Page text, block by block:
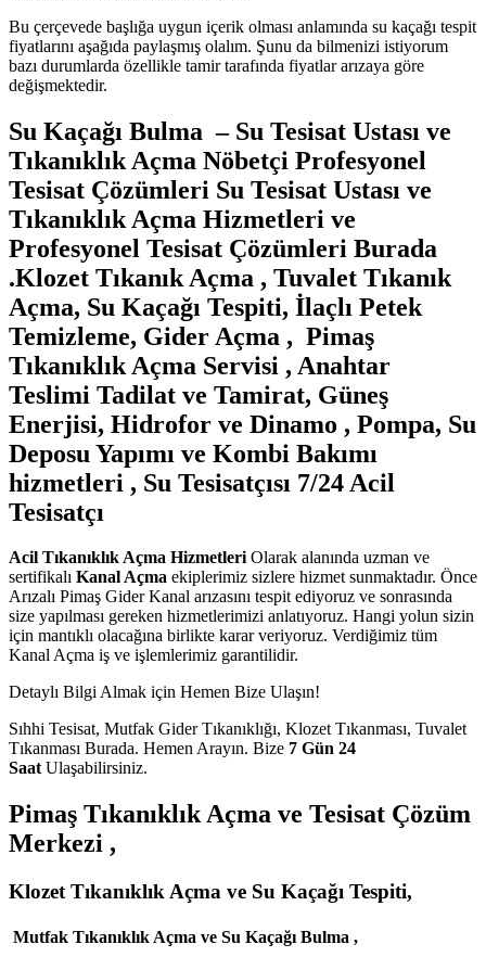
Bu çerçevede başlığa uygun içerik olması anlamında su kaçağı tespit
fiyatlarını aşağıda paylaşmış olalım. Şunu da bilmenizi istiyorum
bazı durumlarda özellikle tamir tarafında fiyatlar arızaya göre
değişmektedir.
Su Kaçağı Bulma – Su Tesisat Ustası ve
Tıkanıklık Açma Nöbetçi Profesyonel
Tesisat Çözümleri Su Tesisat Ustası ve
Tıkanıklık Açma Hizmetleri ve
Profesyonel Tesisat Çözümleri Burada
.Klozet Tıkanık Açma , Tuvalet Tıkanık
Açma, Su Kaçağı Tespiti, İlaçlı Petek
Temizleme, Gider Açma , Pimaş
Tıkanıklık Açma Servisi , Anahtar
Teslimi Tadilat ve Tamirat, Güneş
Enerjisi, Hidrofor ve Dinamo , Pompa, Su
Deposu Yapımı ve Kombi Bakımı
hizmetleri , Su Tesisatçısı 7/24 Acil
Tesisatçı
Acil Tıkanıklık Açma HizmetleriOlarak alanında uzman ve
sertifikalı Kanal Açma ekiplerimiz sizlere hizmet sunmaktadır. Önce
Arızalı Pimaş Gider Kanal arızasını tespit ediyoruz ve sonrasında
size yapılması gereken hizmetlerimizi anlatıyoruz. Hangi yolun sizin
için mantıklı olacağına birlikte karar veriyoruz. Verdiğimiz tüm
Kanal Açma iş ve işlemlerimiz garantilidir.
Detaylı Bilgi Almak için Hemen Bize Ulaşın!
Sıhhi Tesisat, Mutfak Gider Tıkanıklığı, Klozet Tıkanması, Tuvalet
Tıkanması Burada. Hemen Arayın. Bize 7 Gün 24
SaatUlaşabilirsiniz.
Pimaş Tıkanıklık Açma ve Tesisat Çözüm
Merkezi ,
Klozet Tıkanıklık Açma ve Su Kaçağı Tespiti,
Mutfak Tıkanıklık Açma ve Su Kaçağı Bulma ,